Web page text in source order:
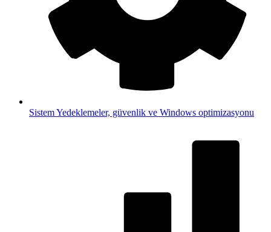
SistemYedeklemeler, güvenlik ve Windows optimizasyonu